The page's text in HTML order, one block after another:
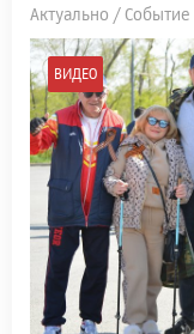
Актуально / Событие
ВИДЕО